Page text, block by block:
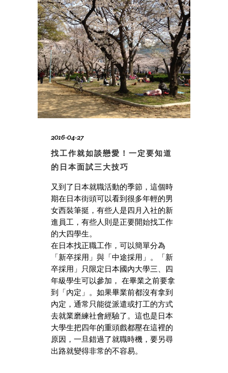
2016-04-27
找工作就如談戀愛！一定要知道
的日本面試三大技巧
又到了日本就職活動的季節，這個時
期在日本街頭可以看到很多年輕的男
女西裝筆挺，有些人是四月入社的新
進員工，有些人則是正要開始找工作
的大四學生。
在日本找正職工作，可以簡單分為
「新卒採用」與「中途採用」。「新
卒採用」只限定日本國內大學三、四
年級學生可以參加， 在畢業之前要拿
到「內定」。如果畢業前都沒有拿到
內定，通常只能從派遣或打工的方式
去就業磨練社會經驗了。這也是日本
大學生把四年的重頭戲都壓在這裡的
原因，一旦錯過了就職時機，要另尋
出路就變得非常的不容易。